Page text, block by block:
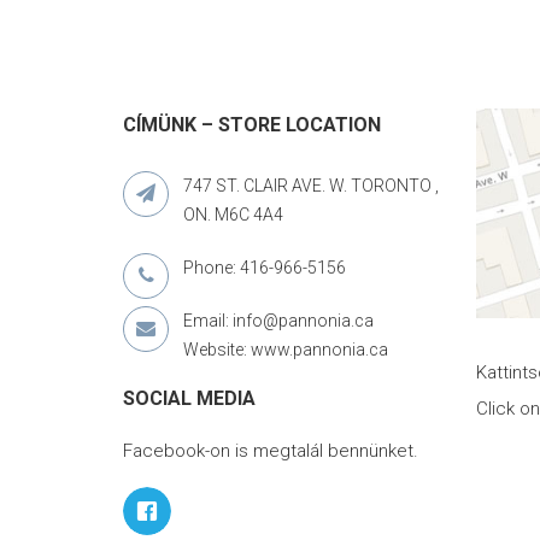
CÍMÜNK – STORE LOCATION
747 ST. CLAIR AVE. W. TORONTO ,
ON. M6C 4A4
Phone: 416-966-5156
Email: info@pannonia.ca
Website: www.pannonia.ca
SOCIAL MEDIA
Facebook-on is megtalál bennünket.
Click